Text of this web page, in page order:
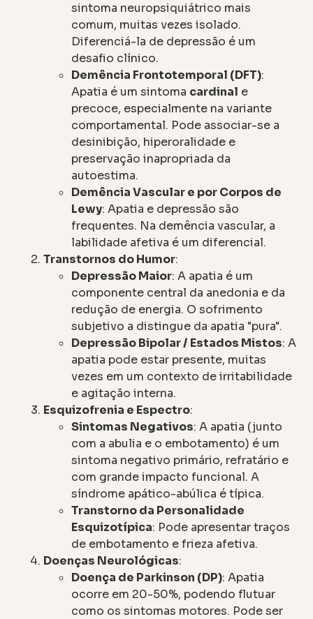
sintoma neuropsiquiátrico mais
comum, muitas vezes isolado.
Diferenciá-la de depressão é um
desafio clínico.
Demência Frontotemporal (DFT):
Apatia é um sintoma cardinal e
precoce, especialmente na variante
comportamental. Pode associar-se a
desinibição, hiperoralidade e
preservação inapropriada da
autoestima.
Demência Vascular e por Corpos de
Lewy: Apatia e depressão são
frequentes. Na demência vascular, a
labilidade afetiva é um diferencial.
Transtornos do Humor:
Depressão Maior: A apatia é um
componente central da anedonia e da
redução de energia. O sofrimento
subjetivo a distingue da apatia "pura".
Depressão Bipolar / Estados Mistos: A
apatia pode estar presente, muitas
vezes em um contexto de irritabilidade
e agitação interna.
Esquizofrenia e Espectro:
Sintomas Negativos: A apatia (junto
com a abulia e o embotamento) é um
sintoma negativo primário, refratário e
com grande impacto funcional. A
síndrome apático-abúlica é típica.
Transtorno da Personalidade
Esquizotípica: Pode apresentar traços
de embotamento e frieza afetiva.
Doenças Neurológicas:
Doença de Parkinson (DP): Apatia
ocorre em 20-50%, podendo flutuar
como os sintomas motores. Pode ser